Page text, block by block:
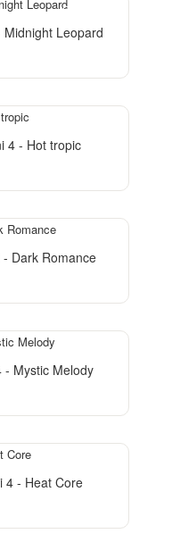
ELEGANCE
Leopard
4 - Hot tropic
Dark Romance
- Mystic Melody
4 - Heat Core